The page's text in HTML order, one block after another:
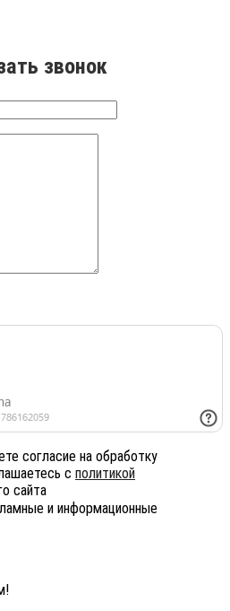
звонок
согласие на обработку
с политикой
сайта
и информационные